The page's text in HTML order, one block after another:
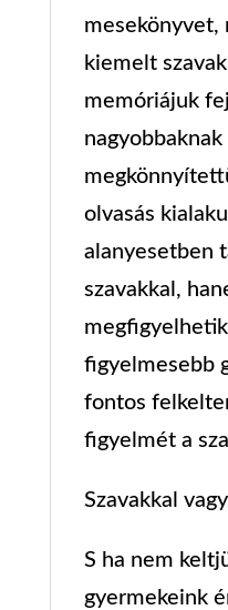
mesekönyvet,
kiemelt
memóriájuk
nagyobbaknak
olvasás
alanyesetben
szavakkal,
figyelmesebb
fontos
figyelmét a
Szavakkal
S ha nem
gyermekeink